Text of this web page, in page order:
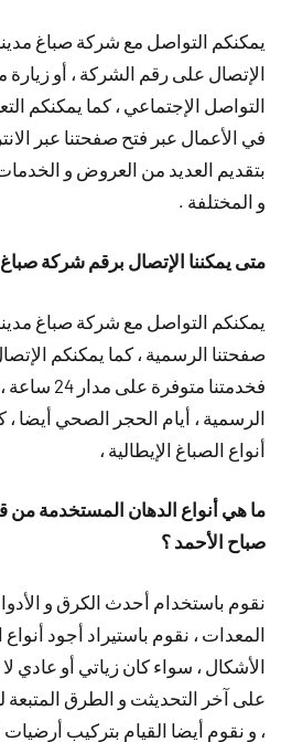
يمكنكم التواصل مع شركة صباغ
الإتصال على رقم الشركة ، أو
التواصل الإجتماعي ، كما يمكنكم
في الأعمال عبر فتح صفحتنا عبر
بتقديم العديد من العروض و
و المختلفة .
متى يمكننا الإتصال برقم شركة
يمكنكم التواصل مع شركة صباغ
صفحتنا الرسمية ، كما يمكنكم
فخدمتنا
الرسمية ، أيام الحجر الصحي أيضا ،
أنواع الصباغ الإيطالية ،
ما هي أنواع الدهان المستخدمة
صباح الأحمد ؟
نقوم باستخدام أحدث الكرق و
المعدات ، نقوم باستيراد أجود أنواع
الأشكال ، سواء كان زياتي أو عادي
على آخر التحديثت و الطرق المتبعة
، و نقوم أيضا القيام بتركيب